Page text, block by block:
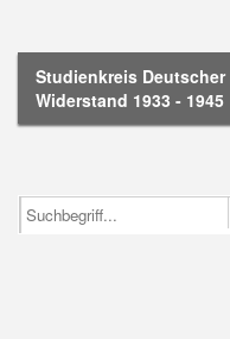
Studienkreis Deutscher
Widerstand 1933 - 1945